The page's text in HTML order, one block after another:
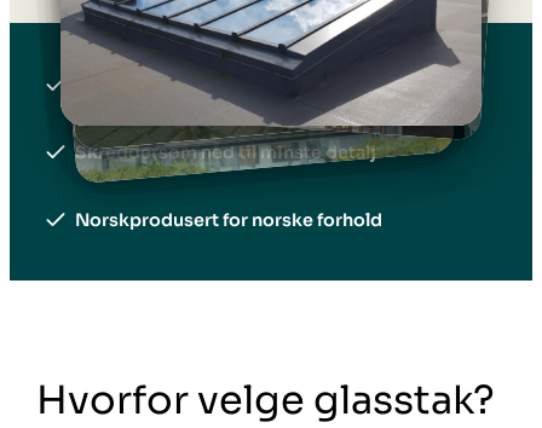
Mer enn 40 års erfaring
Skreddersøm ned til minste detalj
Norskprodusert for norske forhold
Hvorfor velge glasstak?